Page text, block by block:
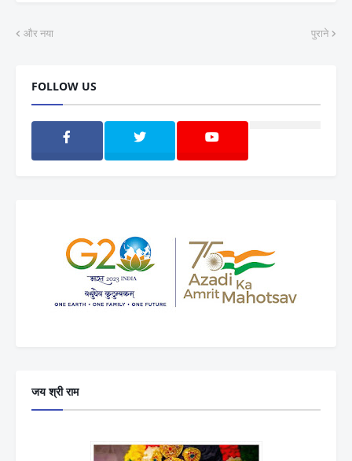
और नया पुराने
FOLLOW US
जय श्री राम